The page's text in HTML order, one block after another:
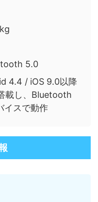
5.0
4.4 / iOS 9.0以降
載し、Bluetooth
イスで動作